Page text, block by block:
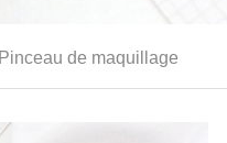
Pinceau de maquillage